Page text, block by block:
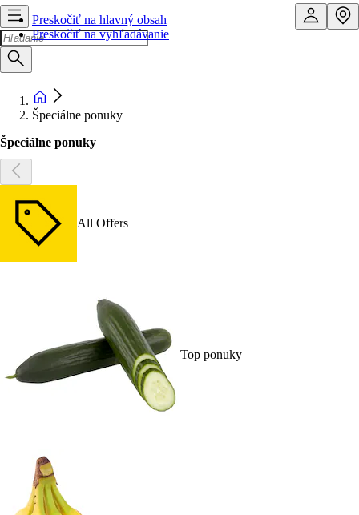
Preskočiť na hlavný obsah
Preskočiť na vyhľadávanie
Špeciálne ponuky
Špeciálne ponuky
All Offers
Top ponuky